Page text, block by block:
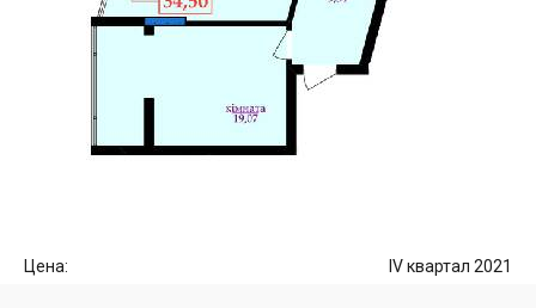
Цена: IV квартал 2021